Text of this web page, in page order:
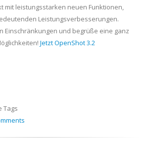
mit leistungsstarken neuen Funktionen,
Leistungsverbesserungen.
Einschränkungen und begrüße eine ganz
Jetzt OpenShot 3.2
Tags